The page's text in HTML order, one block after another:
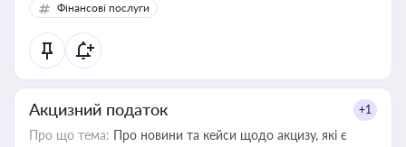
Фінансові послуги
Акцизний податок +1
Про що тема: Про новини та кейси щодо акцизу, які є